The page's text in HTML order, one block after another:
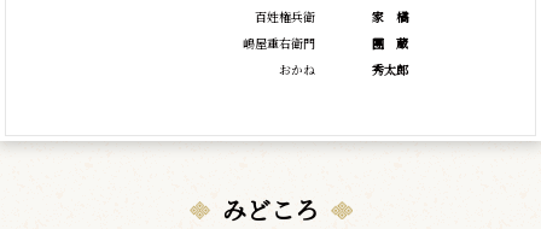
百姓権兵衛
嶋屋重右衛門
おかね
家
橘
團
蔵
秀太郎
みどころ